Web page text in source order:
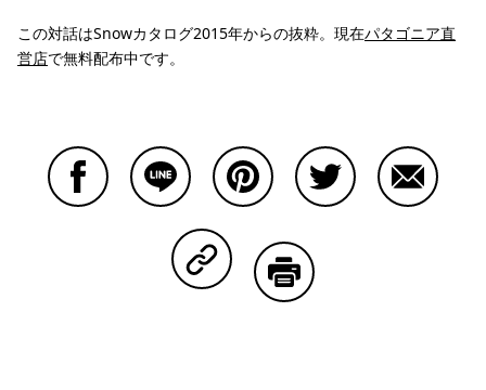
この対話はSnowカタログ2015年からの抜粋。現在パタゴニア直
営店で無料配布中です。
Copy Linkで共有する